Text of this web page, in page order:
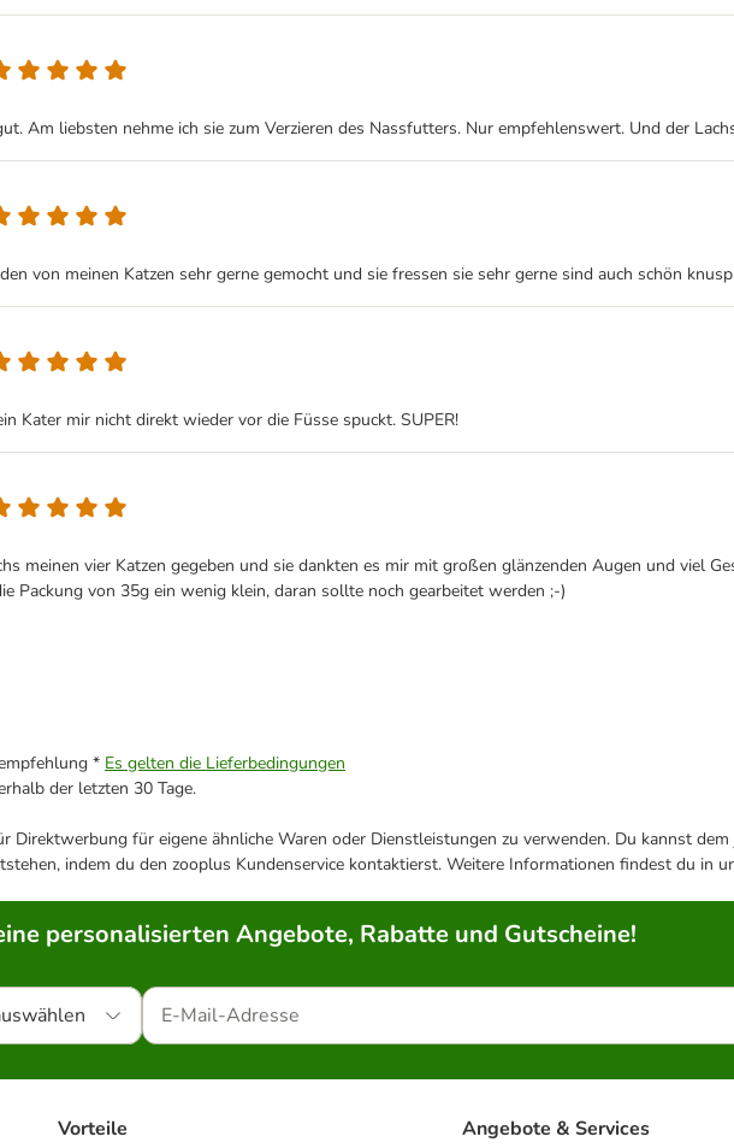
Am liebsten nehme ich sie zum Verzieren des Nassfutters. Nur empfehlenswert. Und der
von meinen Katzen sehr gerne gemocht und sie fressen sie sehr gerne sind auch schön
Kater mir nicht direkt wieder vor die Füsse spuckt. SUPER!
meinen vier Katzen gegeben und sie dankten es mir mit großen glänzenden Augen und viel
Packung von 35g ein wenig klein, daran sollte noch gearbeitet werden ;-)
* Es gelten die Lieferbedingungen
der letzten 30 Tage.
für eigene ähnliche Waren oder Dienstleistungen zu verwenden. Du kannst
indem du den zooplus Kundenservice kontaktierst. Weitere Informationen findest du in
personalisierten Angebote, Rabatte und Gutscheine!
Vorteile Angebote & Services